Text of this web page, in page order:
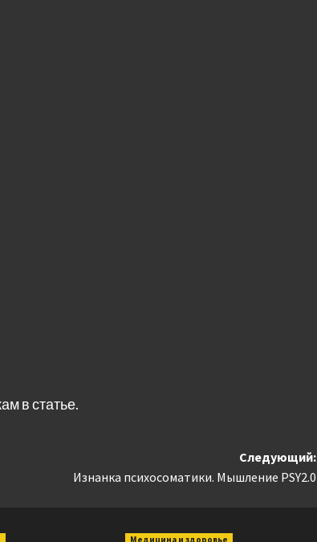
в статье.
Следующий:
Изнанка психосоматики. Мышление PSY2.0
Медицина и здоровье